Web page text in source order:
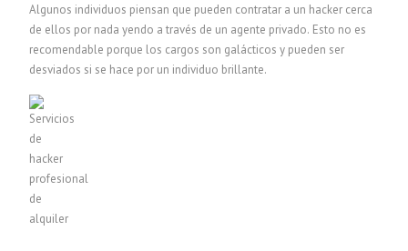
Algunos individuos piensan que pueden contratar a un hacker cerca
de ellos por nada yendo a través de un agente privado. Esto no es
recomendable porque los cargos son galácticos y pueden ser
desviados si se hace por un individuo brillante.